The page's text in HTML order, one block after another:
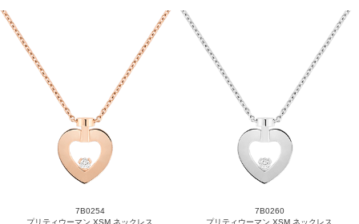
7B0254
プリティウーマン XSM ネックレス
7B0260
プリティウーマン XSM ネックレス